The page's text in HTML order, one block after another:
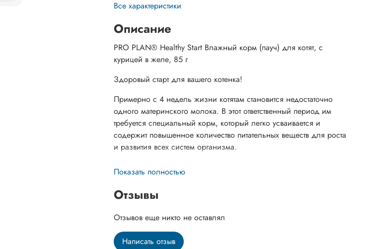
Все характеристики
Описание
PRO PLAN® Healthy Start Влажный корм (пауч) для котят, с
курицей в желе, 85 г
Здоровый старт для вашего котенка!
Примерно с 4 недель жизни котятам становится недостаточно
одного материнского молока. В этот ответственный период им
требуется специальный корм, который легко усваивается и
содержит повышенное количество питательных веществ для роста
и развития всех систем организма.
Корм PRO PLAN® Healthy Start был разработан командой
квалифицированных ветеринарных специалистов специально для
здорового развития котенка. Это полнорационный рацион для
кошек с курицей, подходящий для повседневного кормления
питомцев в возрасте до 12 месяцев, а также беременных и
Ключевые преимущества:
Показать полностью
Отзывы
Отзывов еще никто не оставлял
Написать отзыв